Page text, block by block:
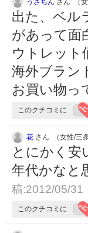
出た、ベル
があって面
ウトレット
海外ブラン
お買い物っ
このクチコミに
花 さん （女性/三
とにかく安
年代かなと
稿:2012/05/31
このクチコミに